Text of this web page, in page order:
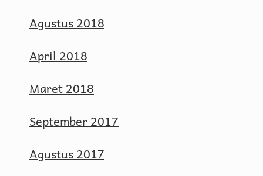
Agustus 2018
April 2018
Maret 2018
September 2017
Agustus 2017